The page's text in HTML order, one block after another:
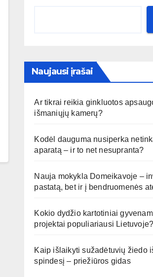
Naujausi įrašai
Ar tikrai reikia ginkluotos
išmaniųjų kamerų?
Kodėl dauguma nusiperka
aparatą – ir to net nesupranta?
Nauja mokykla Domeikavoje –
pastatą, bet ir į bendruomenės
Kokio dydžio kartotiniai
projektai populiariausi Lietuvoje?
Kaip išlaikyti sužadėtuvių žiedo
spindesį – priežiūros gidas